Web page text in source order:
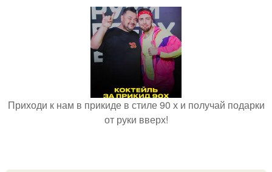
Приходи к нам в прикиде в стиле 90 х и получай подарки
от руки вверх!